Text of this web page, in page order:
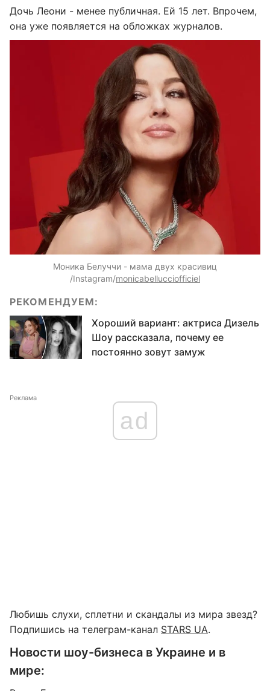
Дочь Леони - менее публичная. Ей 15 лет. Впрочем,
она уже появляется на обложках журналов.
Моника Белуччи - мама двух красивиц
/Instagram/monicabellucciofficiel
РЕКОМЕНДУЕМ:
Хороший вариант: актриса Дизель
Шоу рассказала, почему ее
постоянно зовут замуж
Реклама
ad
Любишь слухи, сплетни и скандалы из мира звезд?
Подпишись на телеграм-канал STARS UA.
Новости шоу-бизнеса в Украине и в
мире: